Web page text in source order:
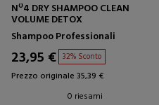
Nº4 DRY SHAMPOO CLEAN
VOLUME DETOX
Shampoo Professionali
23,95 € 32% Sconto
Prezzo originale 35,39 €
0 riesami